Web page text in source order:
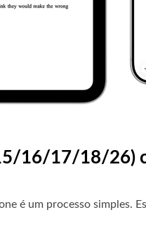
16/17/18/26)
é um processo simples.